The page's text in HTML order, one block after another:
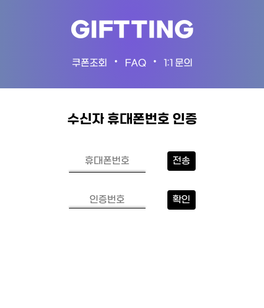
GIFTTING
쿠폰조회 • FAQ • 1:1 문의
수신자 휴대폰번호 인증
전송
확인